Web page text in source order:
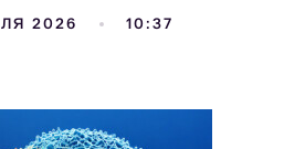
2026 10:37